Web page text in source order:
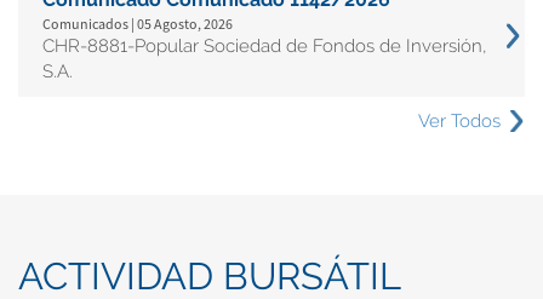
Comunicados | 05 Agosto, 2026
CHR-8881-Popular Sociedad de Fondos de Inversión,
S.A.
Ver Todos
ACTIVIDAD BURSÁTIL